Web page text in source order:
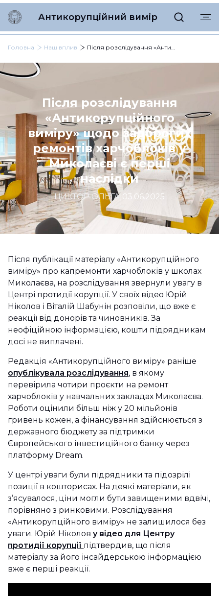
Антикорупційний вимір
Головна Наш вплив Після розслідування «Антикорупційного виміру» щодо задорогих ремонтів харчоблоків у Миколаєві є перші наслідки
Після розслідування
«Антикорупційного
виміру» щодо задорогих
ремонтів харчоблоків у
Миколаєві є перші
наслідки
ЦИКТОР ОЛЬГА 03.06.2025
Після публікації матеріалу «Антикорупційного
виміру» про капремонти харчоблоків у школах
Миколаєва, на розслідування звернули увагу в
Центрі протидії корупції. У своїх відео Юрій
Ніколов і Віталій Шабунін розповіли, що вже є
реакції від донорів та чиновників. За
неофіційною інформацією, кошти підрядникам
досі не виплачені.
Редакція «Антикорупційного виміру» раніше
опублікувала розслідування, в якому
перевірила чотири проєкти на ремонт
харчоблоків у навчальних закладах Миколаєва.
Роботи оцінили більш ніж у 20 мільйонів
гривень кожен, а фінансування здійснюється з
державного бюджету за підтримки
Європейського інвестиційного банку через
платформу Dream.
У центрі уваги були підрядники та підозрілі
позиції в кошторисах. На деякі матеріали, як
з’ясувалося, ціни могли бути завищеними вдвічі,
порівняно з ринковими. Розслідування
«Антикорупційного виміру» не залишилося без
уваги. Юрій Ніколов у відео для Центру
протидії корупції підтвердив, що після
матеріалу за його інсайдерською інформацією
вже є перші реакції.